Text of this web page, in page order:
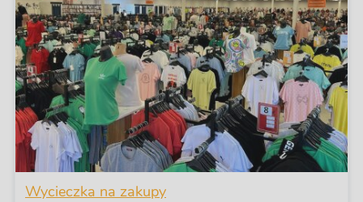
Wycieczka na zakupy